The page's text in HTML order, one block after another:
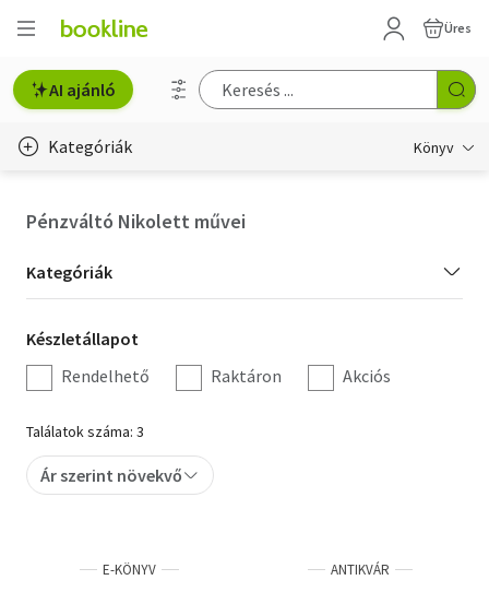
Üres
AI ajánló
Kategóriák Könyv
Hobbi, szabadidő
Irodalom
Művészet
Szakkönyv
Tankönyv, segédkönyv
Pénzváltó Nikolett művei
Kategória
szűrés
Kategóriák
Készletállapot
szűrés
Készletállapot
Rendelhető
Raktáron Akciós
Találatok száma: 3
Ár szerint növekvő
E-KÖNYV ANTIKVÁR